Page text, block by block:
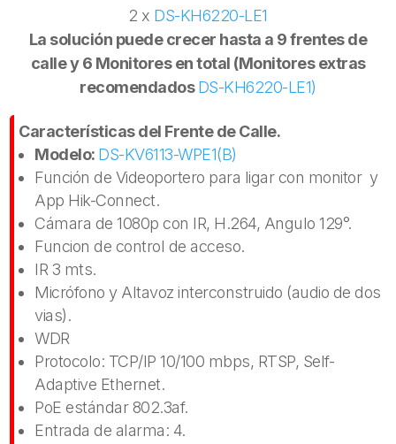
2 x DS-KH6220-LE1
La solución puede crecer hasta a 9 frentes de
calle y 6 Monitores en total (Monitores extras
recomendadosDS-KH6220-LE1)
Características del Frente de Calle.
Modelo: DS-KV6113-WPE1(B)
Función de Videoportero para ligar con monitor y
App Hik-Connect.
Cámara de 1080p con IR, H.264, Angulo 129°.
Funcion de control de acceso.
IR 3 mts.
Micrófono y Altavoz interconstruido (audio de dos
vias).
WDR
Protocolo: TCP/IP 10/100 mbps, RTSP, Self-
Adaptive Ethernet.
PoE estándar 802.3af.
Entrada de alarma: 4.